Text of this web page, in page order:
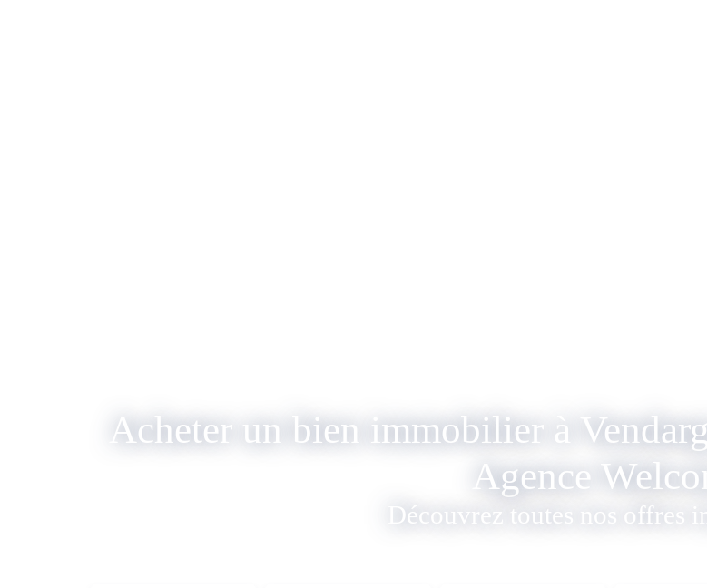
Acheter un bien immobilier à
Agence
Découvrez toutes nos offres